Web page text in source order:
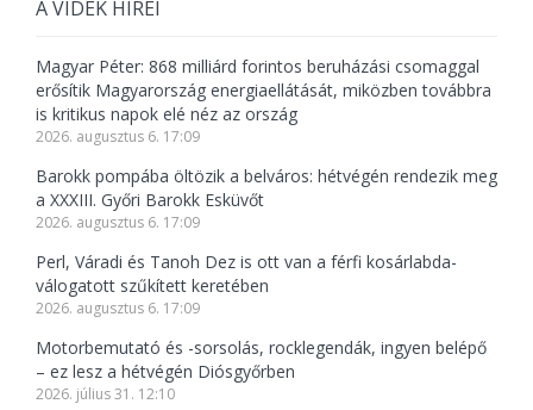
A VIDÉK HÍREI
Magyar Péter: 868 milliárd forintos beruházási csomaggal
erősítik Magyarország energiaellátását, miközben továbbra
is kritikus napok elé néz az ország
2026. augusztus 6. 17:09
Barokk pompába öltözik a belváros: hétvégén rendezik meg
a XXXIII. Győri Barokk Esküvőt
2026. augusztus 6. 17:09
Perl, Váradi és Tanoh Dez is ott van a férfi kosárlabda-
válogatott szűkített keretében
2026. augusztus 6. 17:09
Motorbemutató és -sorsolás, rocklegendák, ingyen belépő
– ez lesz a hétvégén Diósgyőrben
2026. július 31. 12:10